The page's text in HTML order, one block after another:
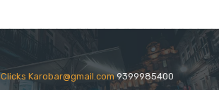
Clicks Karobar@gmail.com9399985400